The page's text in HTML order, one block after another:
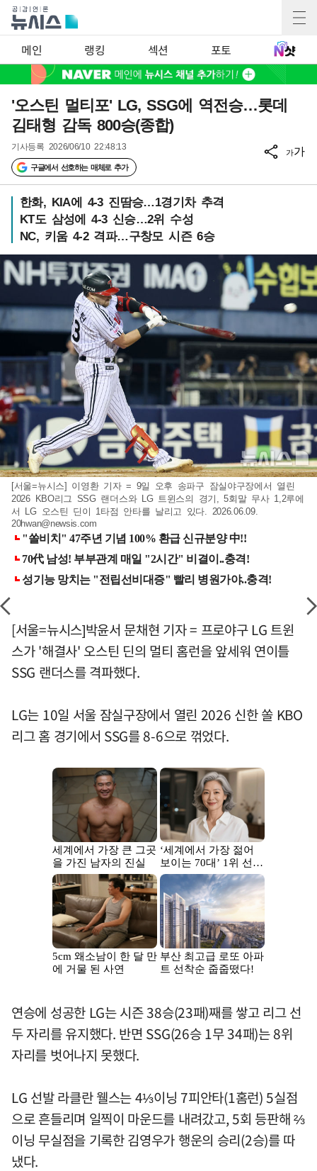
메인 랭킹 섹션 포토
'오스틴 멀티포' LG, SSG에 역전승…롯데
김태형 감독 800승(종합)
기사등록 2026/06/10 22:48:13
구글에서 선호하는 매체로 추가
가가
한화, KIA에 4-3 진땀승…1경기차 추격
KT도 삼성에 4-3 신승…2위 수성
NC, 키움 4-2 격파…구창모 시즌 6승
[서울=뉴시스] 이영환 기자 = 9일 오후 송파구 잠실야구장에서 열린
2026 KBO리그 SSG 랜더스와 LG 트윈스의 경기, 5회말 무사 1,2루에
서 LG 오스틴 딘이 1타점 안타를 날리고 있다. 2026.06.09.
20hwan@newsis.com
[서울=뉴시스]박윤서 문채현 기자 = 프로야구 LG 트윈
스가 '해결사' 오스틴 딘의 멀티 홈런을 앞세워 연이틀
SSG 랜더스를 격파했다.
LG는 10일 서울 잠실구장에서 열린 2026 신한 쏠 KBO
리그 홈 경기에서 SSG를 8-6으로 꺾었다.
연승에 성공한 LG는 시즌 38승(23패)째를 쌓고 리그 선
두 자리를 유지했다. 반면 SSG(26승 1무 34패)는 8위
자리를 벗어나지 못했다.
LG 선발 라클란 웰스는 4⅓이닝 7피안타(1홈런) 5실점
으로 흔들리며 일찍이 마운드를 내려갔고, 5회 등판해 ⅔
이닝 무실점을 기록한 김영우가 행운의 승리(2승)를 따
냈다.